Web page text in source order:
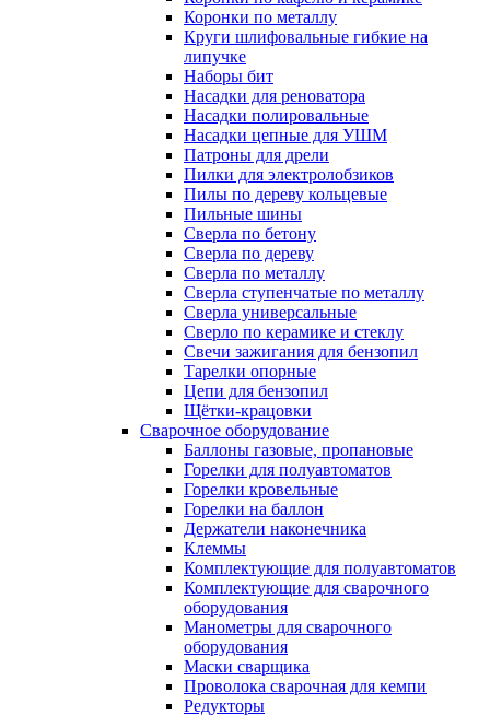
Коронки по металлу
Круги шлифовальные гибкие на
липучке
Наборы бит
Насадки для реноватора
Насадки полировальные
Насадки цепные для УШМ
Патроны для дрели
Пилки для электролобзиков
Пилы по дереву кольцевые
Пильные шины
Сверла по бетону
Сверла по дереву
Сверла по металлу
Сверла ступенчатые по металлу
Сверла универсальные
Сверло по керамике и стеклу
Свечи зажигания для бензопил
Тарелки опорные
Цепи для бензопил
Щётки-крацовки
Сварочное оборудование
Баллоны газовые, пропановые
Горелки для полуавтоматов
Горелки кровельные
Горелки на баллон
Держатели наконечника
Клеммы
Комплектующие для полуавтоматов
Комплектующие для сварочного
оборудования
Манометры для сварочного
оборудования
Маски сварщика
Проволока сварочная для кемпи
Редукторы